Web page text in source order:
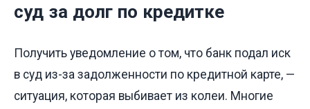
суд за долг по кредитке
Получить уведомление о том, что банк подал иск
в суд из-за задолженности по кредитной карте, —
ситуация, которая выбивает из колеи. Многие